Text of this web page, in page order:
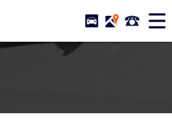
TUCグループ BMW専門 船
STOCK ACCESS 047-
在庫リスト
店舗紹介
アクセスマップ